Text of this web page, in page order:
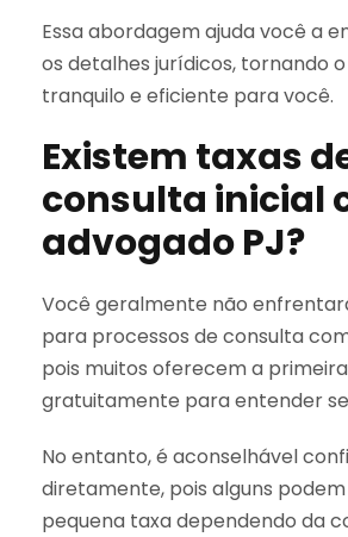
Essa abordagem ajuda você a
os detalhes jurídicos, tornando
tranquilo e eficiente para você.
Existem taxas
consulta inicial
advogado PJ?
Você geralmente não
para processos de consulta
pois muitos oferecem a
gratuitamente para entender
No entanto, é aconselhável
diretamente, pois alguns
pequena taxa dependendo da